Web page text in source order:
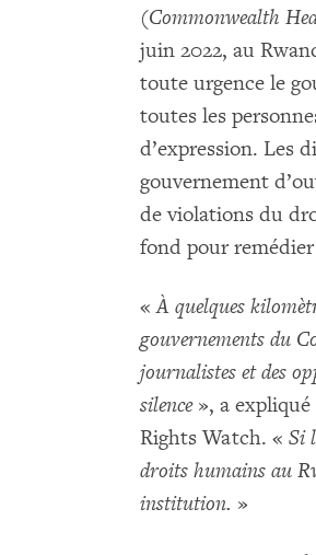
(Commonwealth
juin 2022, au
toute urgence le
toutes les
d’expression. Les
gouvernement
de violations du
fond pour
«À quelques
gouvernements du
journalistes et des
silence», a expliqué
Rights Watch. « Si
droits humains au
institution. »